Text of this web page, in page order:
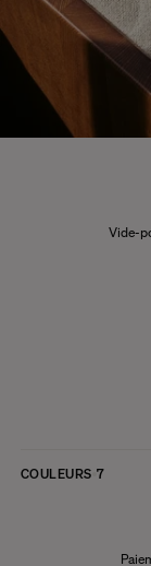
Vide-
COULEURS 7